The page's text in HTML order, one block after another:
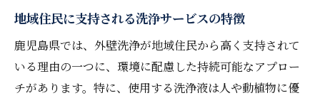
地域住民に支持される洗浄サービスの特徴
鹿児島県では、外壁洗浄が地域住民から高く支持されて
いる理由の一つに、環境に配慮した持続可能なアプロー
チがあります。特に、使用する洗浄液は人や動植物に優